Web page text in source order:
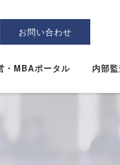
お問い合わせ
・MBAポータル 内部